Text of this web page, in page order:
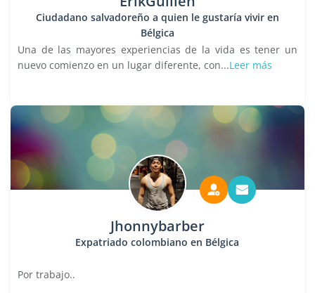
Ciudadano salvadoreño a quien le gustaría vivir en
Bélgica
Una de las mayores experiencias de la vida es tener un
nuevo comienzo en un lugar diferente, con...Leer más
Jhonnybarber
Expatriado colombiano en Bélgica
Por trabajo..